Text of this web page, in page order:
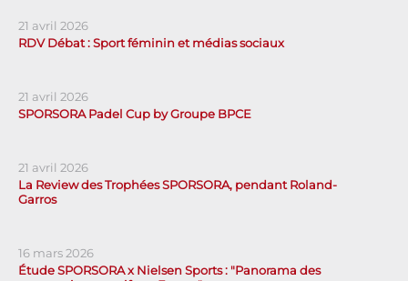
21 avril 2026
RDV Débat : Sport féminin et médias sociaux
21 avril 2026
SPORSORA Padel Cup by Groupe BPCE
21 avril 2026
La Review des Trophées SPORSORA, pendant Roland-
Garros
16 mars 2026
Étude SPORSORA x Nielsen Sports : "Panorama des